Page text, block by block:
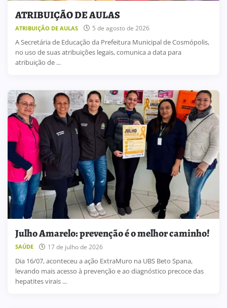
ATRIBUIÇÃO DE AULAS
ATRIBUIÇÃO DE AULAS 5 de agosto de 2026
A Secretária de Educação da Prefeitura Municipal de Cosmópolis,
no uso de suas atribuições legais, comunica a data para
atribuição de ...
Julho Amarelo: prevenção é o melhor caminho!
SAÚDE 17 de julho de 2026
Dia 16/07, aconteceu a ação ExtraMuro na UBS Beto Spana,
levando mais acesso à prevenção e ao diagnóstico precoce das
hepatites virais ...